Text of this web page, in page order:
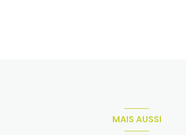
MAIS AUSSI